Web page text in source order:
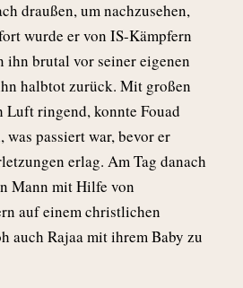
draußen, um nachzusehen,
wurde er von IS-Kämpfern
ihn brutal vor seiner eigenen
halbtot zurück. Mit großen
Luft ringend, konnte Fouad
was passiert war, bevor er
erlag. Am Tag danach
Mann mit Hilfe von
auf einem christlichen
auch Rajaa mit ihrem Baby zu